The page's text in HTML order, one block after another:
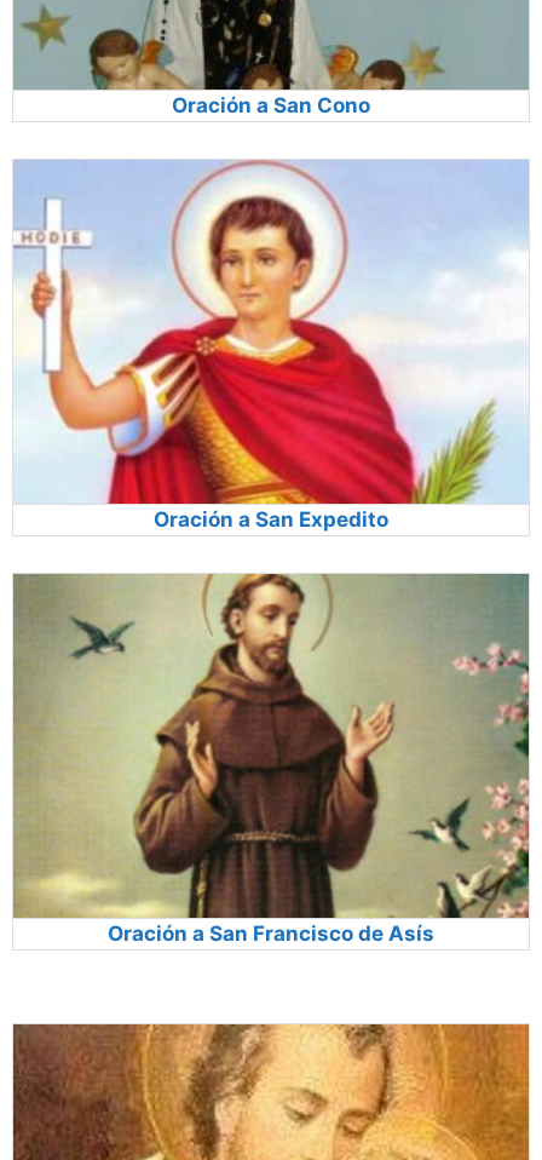
Oración a San Cono
Oración a San Expedito
Oración a San Francisco de Asís